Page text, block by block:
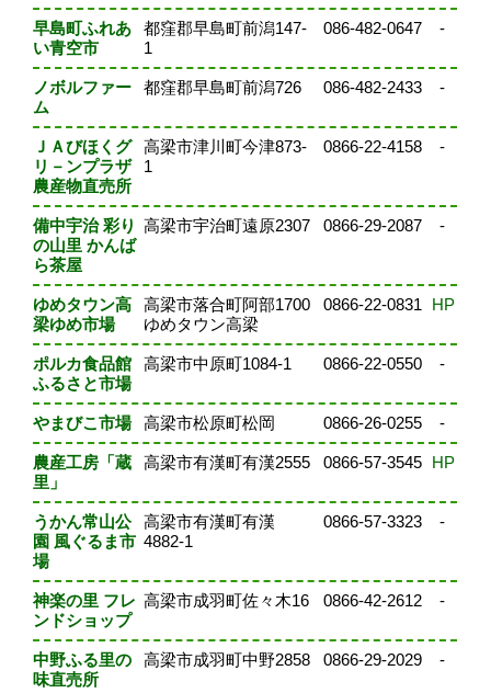
早島町ふれあ
い青空市
都窪郡早島町前潟147-
1
086-482-0647 -
ノボルファー
ム
都窪郡早島町前潟726 086-482-2433 -
ＪＡびほくグ
リ－ンプラザ
農産物直売所
高梁市津川町今津873-
1
0866-22-4158 -
備中宇治 彩り
の山里 かんば
ら茶屋
高梁市宇治町遠原2307 0866-29-2087 -
ゆめタウン高
梁ゆめ市場
高梁市落合町阿部1700
ゆめタウン高梁
0866-22-0831 HP
ポルカ食品館
ふるさと市場
高梁市中原町1084-1 0866-22-0550 -
やまびこ市場 高梁市松原町松岡 0866-26-0255 -
農産工房「蔵
里」
高梁市有漢町有漢2555 0866-57-3545 HP
うかん常山公
園 風ぐるま市
場
高梁市有漢町有漢
4882-1
0866-57-3323 -
神楽の里 フレ
ンドショップ
高梁市成羽町佐々木16 0866-42-2612 -
中野ふる里の
味直売所
高梁市成羽町中野2858 0866-29-2029 -